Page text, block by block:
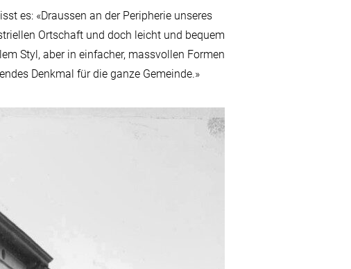
es: «Draussen an der Peripherie unseres
Ortschaft und doch leicht und bequem
Styl, aber in einfacher, massvollen Formen
Denkmal für die ganze Gemeinde.»